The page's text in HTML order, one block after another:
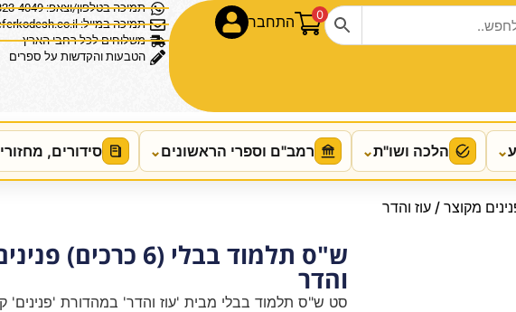
0 התחבר
תמיכה בטלפון/וצאפ: 077-323-4049
תמיכה במייל:
משלוחים לכל רחבי הארץ
הטבעות והקדשות על ספרים
⌄ הלכה ושו"ת⌄ רמב"ם וספרי הראשונים⌄ סידורים,
ש"ס תלמוד בבלי (6
והדר
סט ש"ס תלמוד בבלי מבית 'עוז והדר' במהדורת 'פנינים'